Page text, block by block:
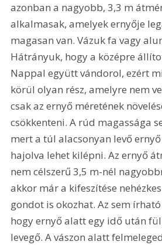
azonban a nagyobb, 3,3 m
alkalmasak, amelyek ernyője
magasan van. Vázuk fa vagy
Hátrányuk, hogy a középre
Nappal együtt vándorol, ezért
körül olyan rész, amelyre nem
csak az ernyő méretének
csökkenteni. A rúd magassága
mert a túl alacsonyan levő
hajolva lehet kilépni. Az ernyő
nem célszerű 3,5 m-nél
akkor már a kifeszítése
gondot is okozhat. Az sem
hogy ernyő alatt egy idő után
levegő. A vászon alatt